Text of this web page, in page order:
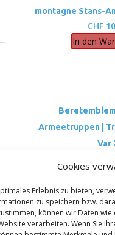
Cookies
Erlebnis zu bieten,
zu speichern bzw.
können wir Daten
verarbeiten. Wenn Sie
montagne Stans-
CHF
In den
Armeetruppen |
Var
In den